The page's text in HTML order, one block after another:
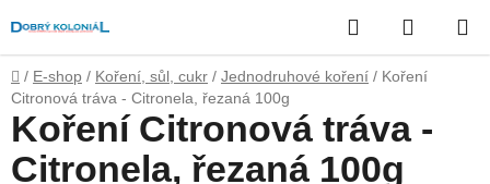
na
obsah
Hledat
KOŠÍK
Domů
/ E-shop / Koření, sůl, cukr / Jednodruhové koření / Koření
Citronová tráva - Citronela, řezaná 100g
Koření Citronová tráva -
Citronela, řezaná 100g